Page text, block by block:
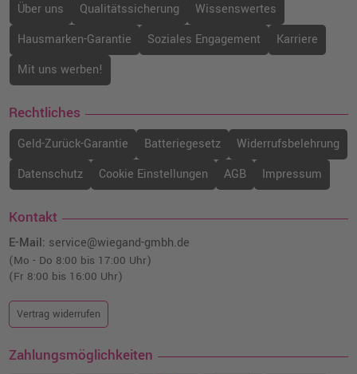
Über uns Qualitätssicherung
Wissenswertes
Hausmarken-Garantie
Soziales Engagement
Karriere
Mit uns werben!
Rechtliches
Geld-Zurück-Garantie Batteriegesetz
Widerrufsbelehrung
Datenschutz
Cookie Einstellungen AGB Impressum
Kontakt
E-Mail: service@wiegand-gmbh.de
(Mo - Do 8:00 bis 17:00 Uhr)
(Fr 8:00 bis 16:00 Uhr)
Vertrag widerrufen
Zahlungsmöglichkeiten